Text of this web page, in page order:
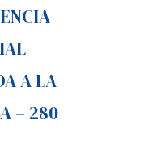
A LA
– 280